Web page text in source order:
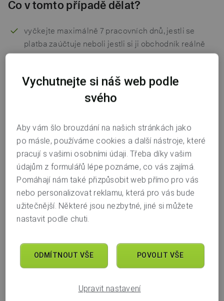
Co v tomto případě dělat?
vyčkejte maximálně 7 pracovních dnů, jestli se
platba zaúčtuje neboli jestli si ji obchodník reálně
strhne z vašeho účtu
po zaúčtování vedle platby zmizí nápis „Čeká na
zaúčtování“
když si ji obchodník nezaúčtuje, platba po
vám navýší dostupný zůstatek
Platba se zaúčtovala, co dál?
Platba proběhla na internetu:
nejdříve se prosím obraťte na samotného
obchodníka a požádejte ho buď o dodání zaplacené
kdyby se vám nepodařilo se společně domluvit,
formuláře
a uděláme vše, co
Vychutnejte si náš web podle
svého
Aby vám šlo brouzdání na našich stránkách jako
po másle, používáme cookies a další nástroje, které
pracují s vašimi osobními údaji. Třeba díky vašim
údajům z formulářů lépe poznáme, co vás zajímá.
Pomáhají nám také přizpůsobit web přímo pro vás
nebo personalizovat reklamu, která pro vás bude
užitečnější. Některé jsou nezbytné, jiné si můžete
nastavit podle chuti.
ODMÍTNOUT VŠE POVOLIT VŠE
Upravit nastavení